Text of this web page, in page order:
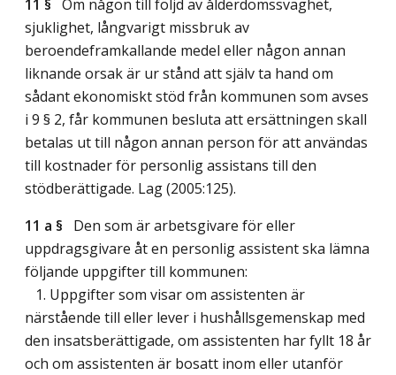
11 § Om någon till följd av ålderdomssvaghet,
sjuklighet, långvarigt missbruk av
beroendeframkallande medel eller någon annan
liknande orsak är ur stånd att själv ta hand om
sådant ekonomiskt stöd från kommunen som avses
i 9 § 2, får kommunen besluta att ersättningen skall
betalas ut till någon annan person för att användas
till kostnader för personlig assistans till den
stödberättigade. Lag (2005:125).
11 a § Den som är arbetsgivare för eller
uppdragsgivare åt en personlig assistent ska lämna
följande uppgifter till kommunen:
1. Uppgifter som visar om assistenten är
närstående till eller lever i hushållsgemenskap med
den insatsberättigade, om assistenten har fyllt 18 år
och om assistenten är bosatt inom eller utanför